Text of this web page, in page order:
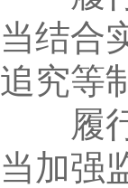
当结合
追究等
履行
当加强